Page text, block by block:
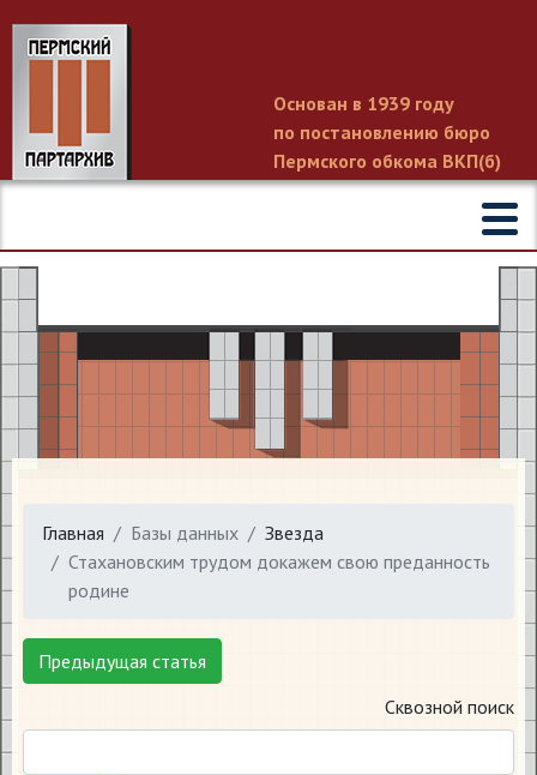
Основан в 1939 году
по постановлению бюро
Пермского обкома ВКП(б)
Главная Базы данных
Звезда
Стахановским трудом докажем свою преданность
родине
Предыдущая статья
Сквозной поиск